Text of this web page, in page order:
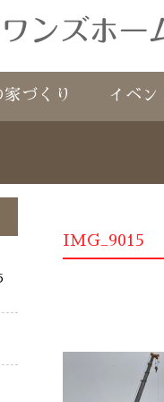
づくり イベン
IMG_9015